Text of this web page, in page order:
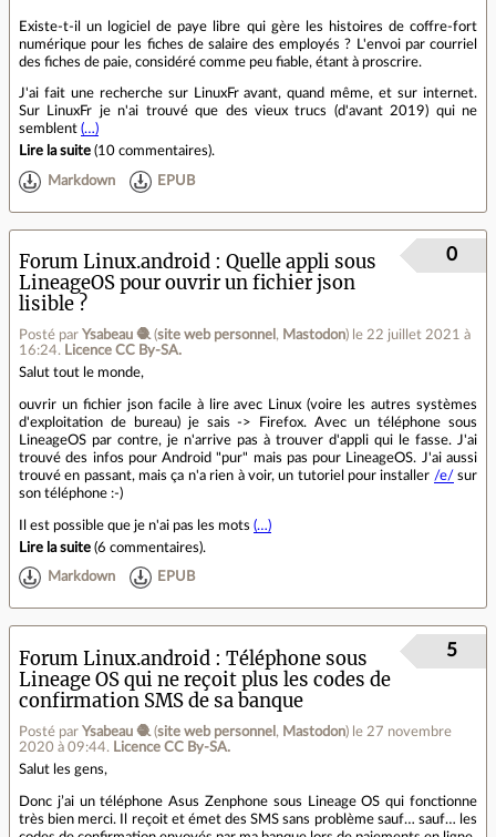
Existe-t-il un logiciel de paye libre qui gère les histoires de coffre-fort
numérique pour les fiches de salaire des employés ? L'envoi par courriel
des fiches de paie, considéré comme peu fiable, étant à proscrire.
J'ai fait une recherche sur LinuxFr avant, quand même, et sur internet.
Sur LinuxFr je n'ai trouvé que des vieux trucs (d'avant 2019) qui ne
semblent (…)
Lire la suite (10 commentaires).
Markdown EPUB
Forum Linux.android
Quelle appli sous
LineageOS pour ouvrir un fichier json
lisible ?
Posté par Ysabeau 🧶 (site web personnel , Mastodon) le 22 juillet 2021 à
16:24. Licence CC By‑SA.
0
Salut tout le monde,
ouvrir un fichier json facile à lire avec Linux (voire les autres systèmes
d'exploitation de bureau) je sais -> Firefox. Avec un téléphone sous
LineageOS par contre, je n'arrive pas à trouver d'appli qui le fasse. J'ai
trouvé des infos pour Android "pur" mais pas pour LineageOS. J'ai aussi
trouvé en passant, mais ça n'a rien à voir, un tutoriel pour installer /e/ sur
son téléphone :-)
Il est possible que je n'ai pas les mots (…)
Lire la suite (6 commentaires).
Markdown EPUB
Forum Linux.android
Téléphone sous
Lineage OS qui ne reçoit plus les codes de
confirmation SMS de sa banque
Posté par Ysabeau 🧶 (site web personnel , Mastodon) le 27 novembre
2020 à 09:44. Licence CC By‑SA.
5
Salut les gens,
Donc j’ai un téléphone Asus Zenphone sous Lineage OS qui fonctionne
très bien merci. Il reçoit et émet des SMS sans problème sauf… sauf… les